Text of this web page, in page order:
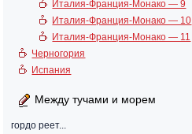
Италия-Франция-Монако — 9
Италия-Франция-Монако — 10
Италия-Франция-Монако — 11
Черногория
Испания
Между тучами и морем
гордо реет...